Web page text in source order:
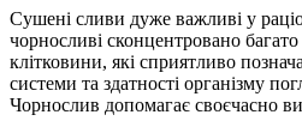
Сушені сливи дуже важливі у
чорносливі сконцентровано
клітковини, які сприятливо
системи та здатності організму
Чорнослив допомагає своєчасно